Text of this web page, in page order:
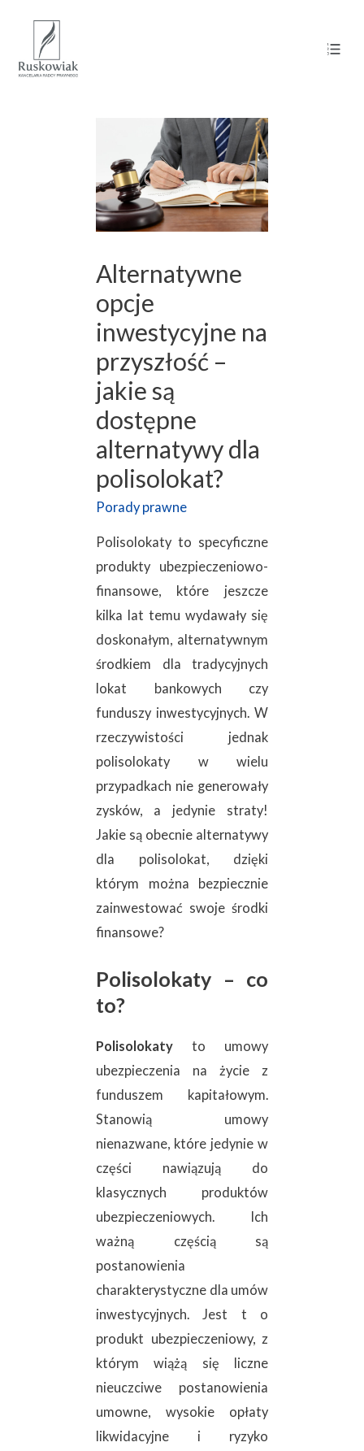
Alternatywne
opcje
inwestycyjne na
przyszłość –
jakie są
dostępne
alternatywy dla
polisolokat?
Porady prawne
Polisolokaty to specyficzne
produkty ubezpieczeniowo-
finansowe, które jeszcze
kilka lat temu wydawały się
doskonałym, alternatywnym
środkiem dla tradycyjnych
lokat bankowych czy
funduszy inwestycyjnych. W
rzeczywistości jednak
polisolokaty w wielu
przypadkach nie generowały
zysków, a jedynie straty!
Jakie są obecnie alternatywy
dla polisolokat, dzięki
którym można bezpiecznie
zainwestować swoje środki
finansowe?
Polisolokaty – co
to?
Polisolokaty to umowy
ubezpieczenia na życie z
funduszem kapitałowym.
Stanowią umowy
nienazwane, które jedynie w
części nawiązują do
klasycznych produktów
ubezpieczeniowych. Ich
ważną częścią są
postanowienia
charakterystyczne dla umów
inwestycyjnych. Jest t o
produkt ubezpieczeniowy, z
którym wiążą się liczne
nieuczciwe postanowienia
umowne, wysokie opłaty
likwidacyjne i ryzyko